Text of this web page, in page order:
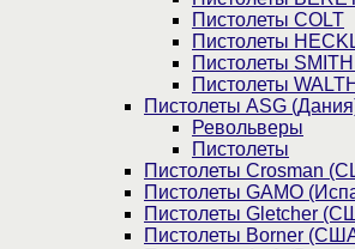
Пистолеты COLT
Пистолеты
Пистолеты
Пистолеты
Пистолеты ASG
Револьверы
Пистолеты
Пистолеты Crosman
Пистолеты GAMO
Пистолеты Gletcher
Пистолеты Borner